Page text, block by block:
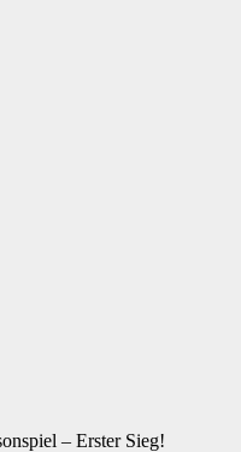
– Erster Sieg!